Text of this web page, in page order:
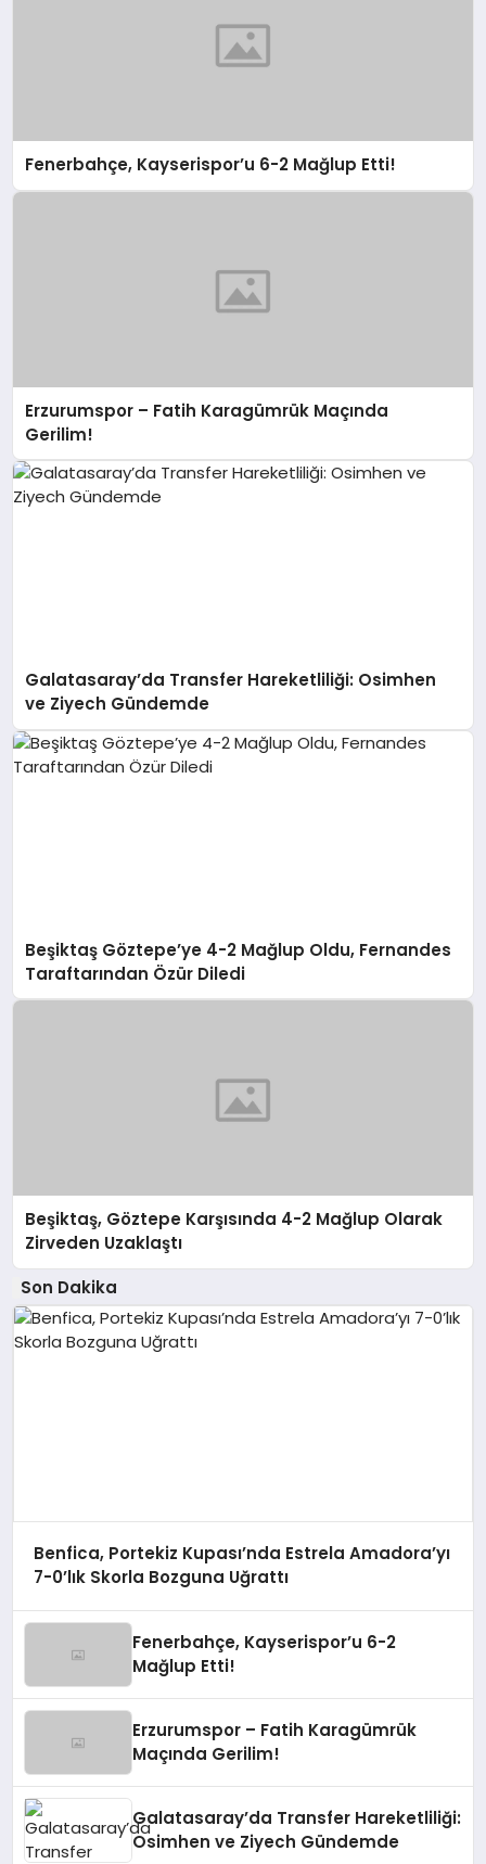
Fenerbahçe, Kayserispor’u 6-2 Mağlup Etti!
Erzurumspor – Fatih Karagümrük Maçında
Gerilim!
Galatasaray’da Transfer Hareketliliği: Osimhen
ve Ziyech Gündemde
Beşiktaş Göztepe’ye 4-2 Mağlup Oldu, Fernandes
Taraftarından Özür Diledi
Beşiktaş, Göztepe Karşısında 4-2 Mağlup Olarak
Zirveden Uzaklaştı
Son Dakika
Benfica, Portekiz Kupası’nda Estrela Amadora’yı
7-0’lık Skorla Bozguna Uğrattı
Fenerbahçe, Kayserispor’u 6-2
Mağlup Etti!
Erzurumspor – Fatih Karagümrük
Maçında Gerilim!
Galatasaray’da Transfer Hareketliliği:
Osimhen ve Ziyech Gündemde